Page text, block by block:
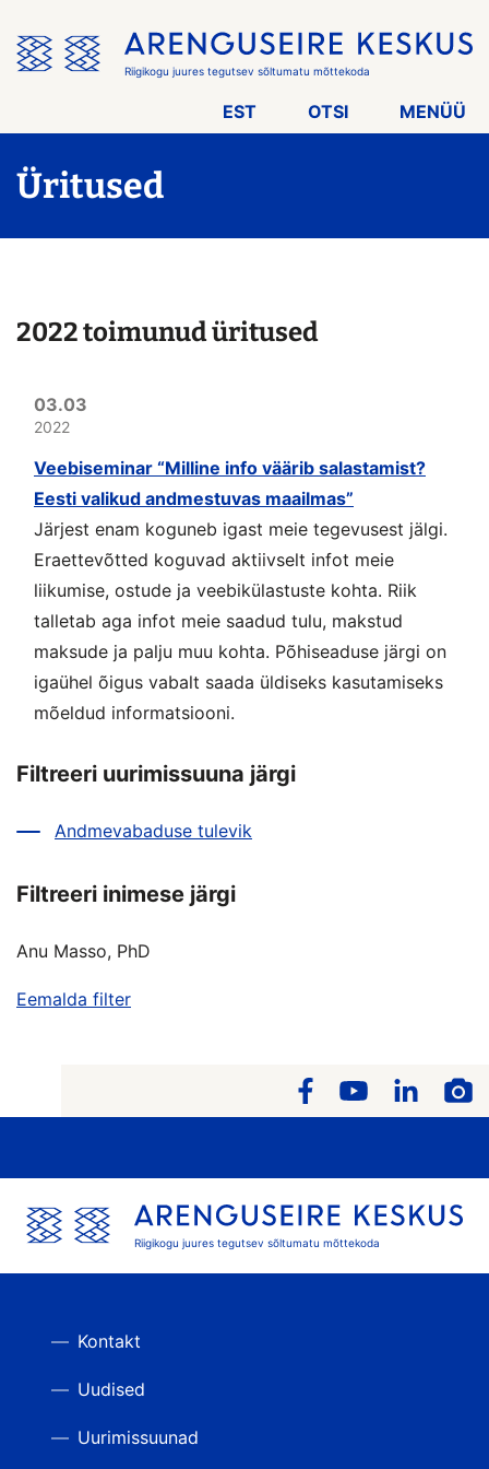
menüü
vahele
Riigikogu juures tegutsev sõltumatu mõttekoda
EST OTSI MENÜÜ
Üritused
2022 toimunud üritused
03.03
2022
Veebiseminar “Milline info väärib salastamist?
Eesti valikud andmestuvas maailmas”
Järjest enam koguneb igast meie tegevusest jälgi.
Eraettevõtted koguvad aktiivselt infot meie
liikumise, ostude ja veebikülastuste kohta. Riik
talletab aga infot meie saadud tulu, makstud
maksude ja palju muu kohta. Põhiseaduse järgi on
igaühel õigus vabalt saada üldiseks kasutamiseks
mõeldud informatsiooni.
Filtreeri uurimissuuna järgi
Andmevabaduse tulevik
Filtreeri inimese järgi
Anu Masso, PhD
Eemalda filter
Riigikogu juures tegutsev sõltumatu mõttekoda
Kontakt
Uudised
Uurimissuunad